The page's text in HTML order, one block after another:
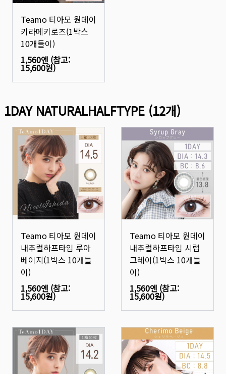
Teamo 티아모 원데이
키라메키로즈(1박스
10개들이)
1,560엔 (참고:
15,600원)
1DAY NATURALHALFTYPE (12개)
Teamo 티아모 원데이
내추럴하프타입 루아
베이지(1박스 10개들
이)
1,560엔 (참고:
15,600원)
Teamo 티아모 원데이
내추럴하프타입 시럽
그레이(1박스 10개들
이)
1,560엔 (참고:
15,600원)